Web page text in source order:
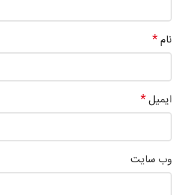
نام*
ایمیل*
وب‌ سایت